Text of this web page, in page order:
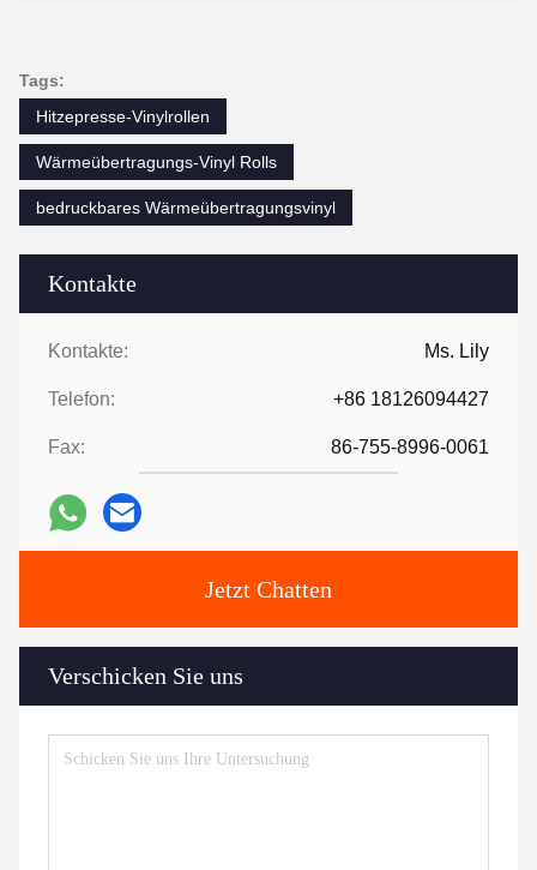
Kontakte
Kontakte: Ms. Lily
Telefon: +86 18126094427
Fax: 86-755-8996-0061
Jetzt Chatten
Verschicken Sie uns
Tags:
Hitzepresse-Vinylrollen
Wärmeübertragungs-Vinyl Rolls
bedruckbares Wärmeübertragungsvinyl